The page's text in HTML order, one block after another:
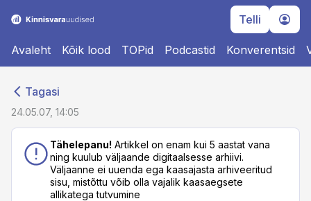
Telli
Avaleht Kõik lood TOPid Podcastid Konverentsid
Tagasi
24.05.07, 14:05
Tähelepanu! Artikkel on enam kui 5 aastat vana
ning kuulub väljaande digitaalsesse arhiivi.
Väljaanne ei uuenda ega kaasajasta arhiveeritud
sisu, mistõttu võib olla vajalik kaasaegsete
allikatega tutvumine